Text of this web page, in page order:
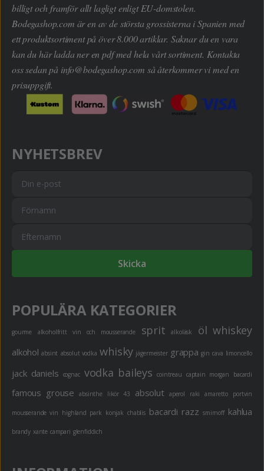
billigt och framför allt lagligt enligt EU-domstolen.
Bodegashop.com är en av de största grossisterna i Spanien med
ett produktsortiment på över 8.000 artiklar. Saknar du en vara
kan du här ladda ner en pdf med hela vårt sortiment. Kontakta
oss sedan på info@bodegashop.com så återkommer vi med en
prisuppgift.
NYHETSBREV
Skicka
POPULÄRA KATEGORIER
gourme alkoholfritt vin och mousserande sprit alkoläsk öl whiskey
alkohol absint absolut vodka whisky jägermeister grappa gin cava limoncello
jack daniels cognac vodka baileys cointreau captain morgan bacardi
famous grouse absinthe likör 43 absolut aperol raki amaretto portvin
mousserande vin highland park konjak chablis bacardi razz smirnoff kahlua
brandy xante campari glenfiddich